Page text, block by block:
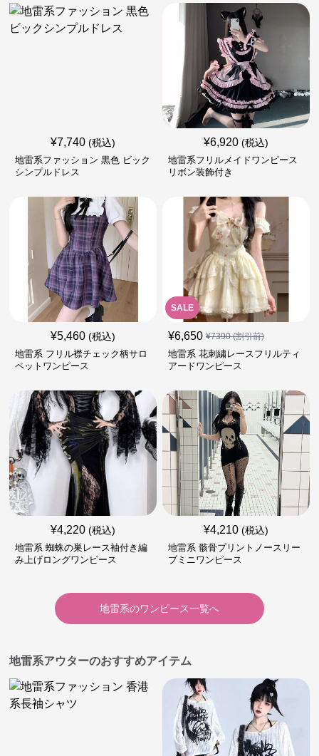
¥7,740 (税込)
地雷系ファッション 黒色 ビック
シンプルドレス
¥6,920 (税込)
地雷系フリルメイドワンピース
リボン装飾付き
¥5,460 (税込)
地雷系 フリル襟チェック柄サロ
ペットワンピース
SALE
¥6,650 ¥7390(割引前)
地雷系 花刺繍レースフリルティ
アードワンピース
¥4,220 (税込)
地雷系 蜘蛛の巣レース袖付き編
み上げロングワンピース
¥4,210 (税込)
地雷系 骸骨プリントノースリー
ブミニワンピース
地雷系のワンピース一覧へ
地雷系アウターのおすすめアイテム